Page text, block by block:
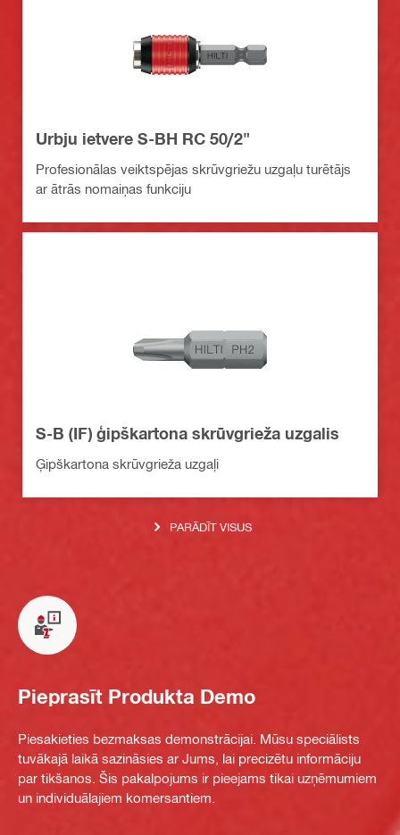
Urbju ietvere S-BH RC 50/2"
Profesionālas veiktspējas skrūvgriežu uzgaļu turētājs
ar ātrās nomaiņas funkciju
S-B (IF) ģipškartona skrūvgrieža uzgalis
Ģipškartona skrūvgrieža uzgaļi
PARĀDĪT VISUS
Pieprasīt Produkta Demo
Piesakieties bezmaksas demonstrācijai. Mūsu speciālists
tuvākajā laikā sazināsies ar Jums, lai precizētu informāciju
par tikšanos. Šis pakalpojums ir pieejams tikai uzņēmumiem
un individuālajiem komersantiem.